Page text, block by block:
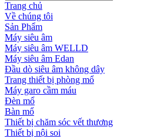
Trang chủ
Về chúng tôi
Sản Phẩm
Máy siêu âm
Máy siêu âm WELLD
Máy siêu âm Edan
Đầu dò siêu âm không dây
Trang thiết bị phòng mổ
Máy garo cầm máu
Đèn mổ
Bàn mổ
Thiết bị chăm sóc vết thương
Thiết bị nội soi